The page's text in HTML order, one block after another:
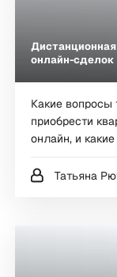
онлайн-сделок
Какие вопросы
приобрести
онлайн, и
эксперты. За
Татьяна